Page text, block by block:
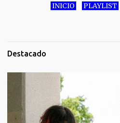
INICIO PLAYLIST
Destacado